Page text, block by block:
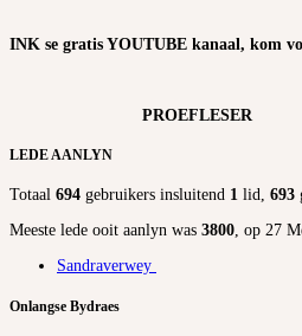
INK se gratis YOUTUBE kanaal, kom
PROEFLESER
LEDE AANLYN
Totaal 694 gebruikers insluitend 1 lid, 693
Meeste lede ooit aanlyn was 3800, op 27
Sandraverwey
Onlangse Bydraes